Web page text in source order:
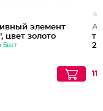
элемент
цвет золото
5шт